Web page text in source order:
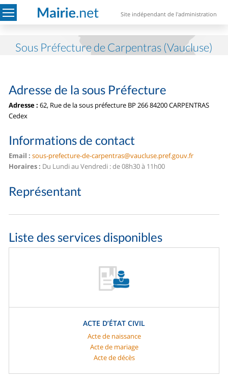
Site indépendant de l'administration
Sous Préfecture de Carpentras (Vaucluse)
Adresse de la sous Préfecture
Adresse : 62, Rue de la sous préfecture BP 266 84200 CARPENTRAS
Cedex
Informations de contact
Email : sous-prefecture-de-carpentras@vaucluse.pref.gouv.fr
Horaires : Du Lundi au Vendredi : de 08h30 à 11h00
Représentant
Liste des services disponibles
ACTE D’ÉTAT CIVIL
Acte de naissance
Acte de mariage
Acte de décès